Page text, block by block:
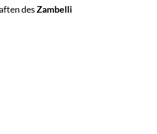
desZambelli